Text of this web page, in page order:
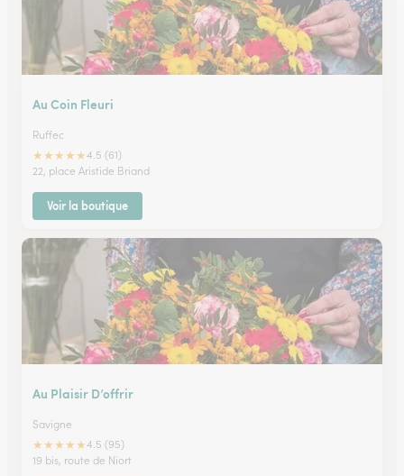
Au Coin Fleuri
Ruffec
★★★★★4.5 (61)
22, place Aristide Briand
Voir la boutique
Au Plaisir D’offrir
Savigne
★★★★★4.5 (95)
19 bis, route de Niort